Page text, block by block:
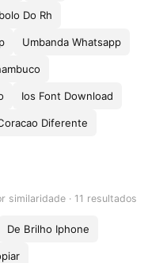
Do Rh
Umbanda Whatsapp
Ios Font Download
Diferente
similaridade · 11 resultados
De Brilho Iphone